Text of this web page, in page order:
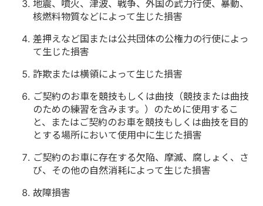
地震、噴火、津波、戦争、外国の武力行使、暴動、
核燃料物質などによって生じた損害
差押えなど国または公共団体の公権力の行使によっ
て生じた損害
詐欺または横領によって生じた損害
ご契約のお車を競技もしくは曲技（競技または曲技
のための練習を含みます。）のために使用するこ
と、またはご契約のお車を競技もしくは曲技を目的
とする場所において使用中に生じた損害
ご契約のお車に存在する欠陥、摩滅、腐しょく、さ
び、その他の自然消耗によって生じた損害
故障損害